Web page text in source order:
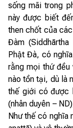
sống mãi trong
này được biết
then chốt của
Đàm
Phật Đà, có
rằng mọi thứ
nào tồn tại, dù là
thế giới có được
(nhân duyên –
Như thế có nghĩa